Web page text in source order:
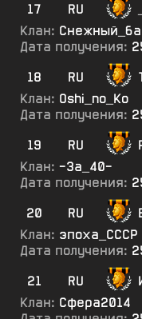
17
RU
Клан:
Дата получения:
18
RU
Клан: Oshi_no_Ko
Дата получения:
19
RU
Клан: -За_40-
Дата получения:
20
RU
Клан: эпоха_СССР
Дата получения:
21
RU
Клан: Сфера2014